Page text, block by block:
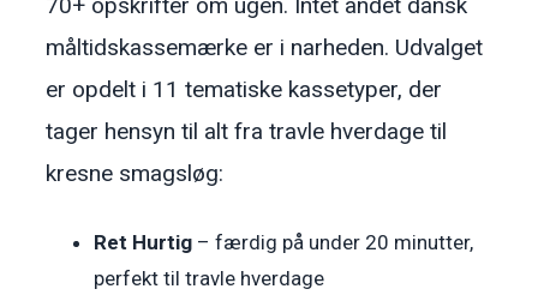
70+ opskrifter om ugen. Intet andet dansk
måltidskassemærke er i narheden. Udvalget
er opdelt i 11 tematiske kassetyper, der
tager hensyn til alt fra travle hverdage til
kresne smagsløg:
Ret Hurtig – færdig på under 20 minutter,
perfekt til travle hverdage